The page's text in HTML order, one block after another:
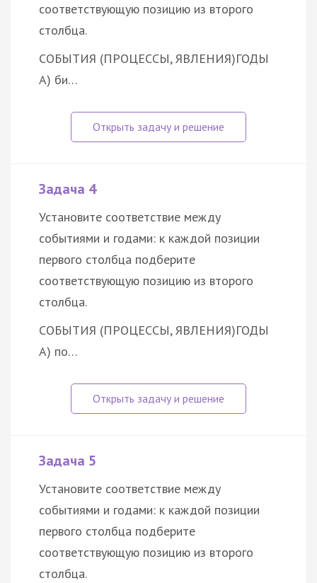
соответствующую позицию из второго
столбца.
СОБЫТИЯ (ПРОЦЕССЫ, ЯВЛЕНИЯ)ГОДЫ
А) би…
Задача 4
Установите соответствие между
событиями и годами: к каждой позиции
первого столбца подберите
соответствующую позицию из второго
столбца.
СОБЫТИЯ (ПРОЦЕССЫ, ЯВЛЕНИЯ)ГОДЫ
А) по…
Задача 5
Установите соответствие между
событиями и годами: к каждой позиции
первого столбца подберите
соответствующую позицию из второго
столбца.